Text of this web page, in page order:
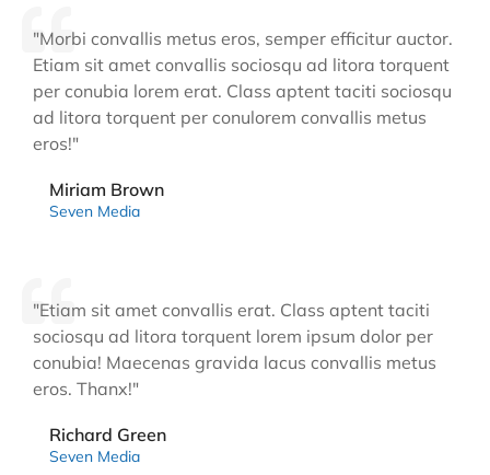
"Morbi convallis metus eros, semper efficitur auctor.
Etiam sit amet convallis sociosqu ad litora torquent
per conubia lorem erat. Class aptent taciti sociosqu
ad litora torquent per conulorem convallis metus
eros!"
Miriam Brown
Seven Media
"Etiam sit amet convallis erat. Class aptent taciti
sociosqu ad litora torquent lorem ipsum dolor per
conubia! Maecenas gravida lacus convallis metus
eros. Thanx!"
Richard Green
Seven Media